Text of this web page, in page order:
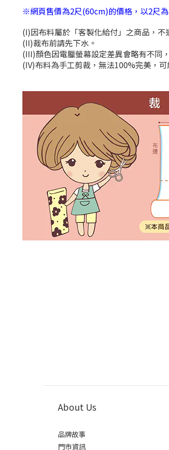
※網頁售價為2尺(60cm)的價格，以2尺
(I)因布料屬於「客製化給付」之商品，
(II)裁布前請先下水。
(III)顏色因電臘螢幕設定差異會略有不同
(IV)布料為手工剪裁，無法100%完美，
About Us
品牌故事
門市資訊